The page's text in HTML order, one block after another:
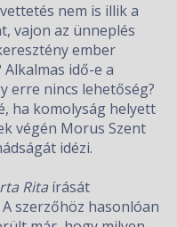
nem is illik a
vajon az ünneplés
ember
idő-e a
erre nincs lehetőség?
ha komolyság helyett
végén Morus Szent
idézi.
Rita írását
szerzőhöz hasonlóan